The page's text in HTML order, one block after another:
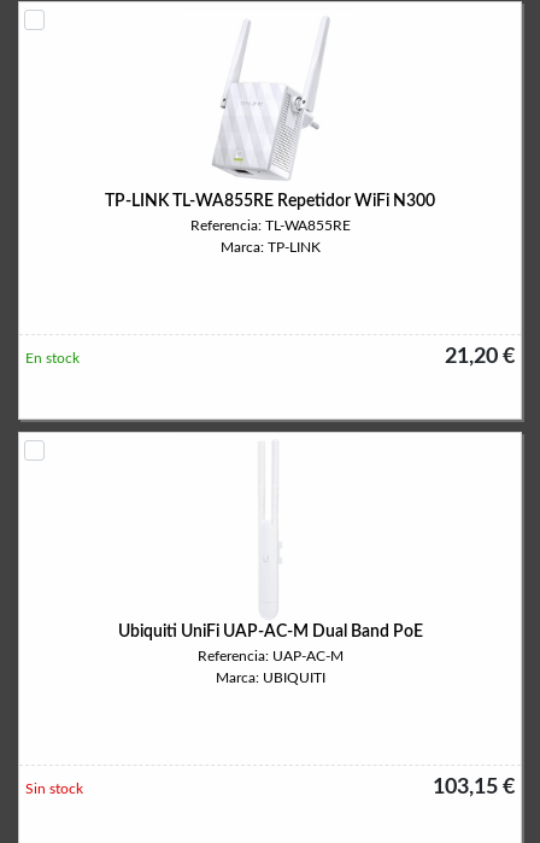
TP-LINK TL-WA855RE Repetidor WiFi N300
Referencia: TL-WA855RE
Marca: TP-LINK
21,20 €
En stock
Ubiquiti UniFi UAP-AC-M Dual Band PoE
Referencia: UAP-AC-M
Marca: UBIQUITI
103,15 €
Sin stock